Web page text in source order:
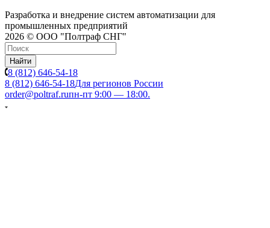
Разработка и внедрение систем автоматизации для
промышленных предприятий
2026 © ООО "Полтраф СНГ"
Найти
8 (812) 646-54-18
8 (812) 646-54-18Для регионов России
order@poltraf.ruпн-пт 9:00 — 18:00.